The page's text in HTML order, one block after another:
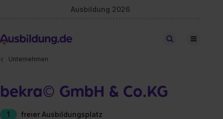
Ausbildung 2026
Stellen finden
Unternehmen
bekra© GmbH & Co.KG
1
freier Ausbildungsplatz